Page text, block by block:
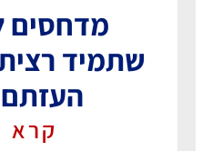
מדחסים
שתמיד
קרא